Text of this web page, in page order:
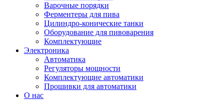
Варочные порядки
Ферментеры для пива
Цилиндро-конические танки
Оборудование для пивоварения
Комплектующие
Электроника
Автоматика
Регуляторы мощности
Комплектующие автоматики
Прошивки для автоматики
О нас